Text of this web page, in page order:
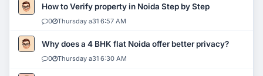
How to Verify property in Noida Step by Step
0 Thursday a31 6:57 AM
Why does a 4 BHK flat Noida offer better privacy?
0 Thursday a31 6:30 AM